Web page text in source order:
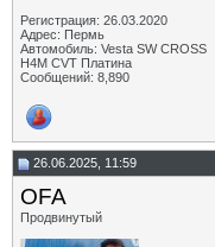
Регистрация: 26.03.2020
Адрес: Пермь
Автомобиль: Vesta SW CROSS
H4M CVT Платина
Сообщений: 8,890
26.06.2025, 11:59
OFA
Продвинутый